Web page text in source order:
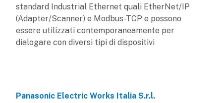
standard Industrial Ethernet quali EtherNet/IP
(Adapter/Scanner) e Modbus-TCP e possono
essere utilizzati contemporaneamente per
dialogare con diversi tipi di dispositivi
Panasonic Electric Works Italia S.r.l.